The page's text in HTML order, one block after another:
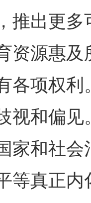
推出更
资源惠
各项权
视和偏
家和社
等真正